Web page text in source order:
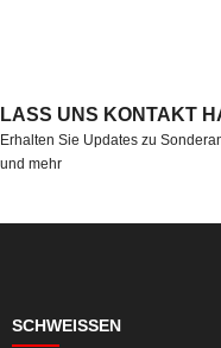
LASS UNS KONTAKT
Erhalten Sie Updates zu
und mehr
SCHWEISSEN